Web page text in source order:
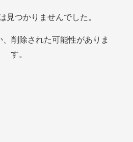
見つかりませんでした。
削除された可能性がありま
す。